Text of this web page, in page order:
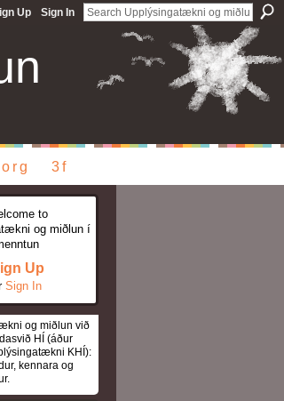
Up Sign In
3f
to
og miðlun í
Up
Sign In
og miðlun við
HÍ (áður
KHÍ):
kennara og